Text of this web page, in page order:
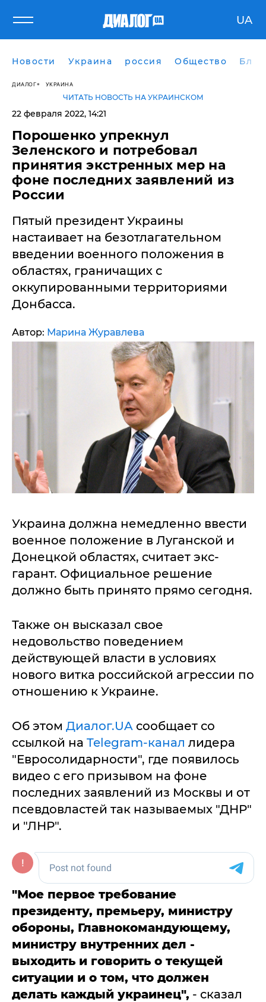
UA
Новости Украина россия Общество
ДИАЛОГ УКРАИНА
ЧИТАТЬ НОВОСТЬ НА УКРАИНСКОМ
22 февраля 2022, 14:21
Порошенко упрекнул
Зеленского и потребовал
принятия экстренных мер на
фоне последних заявлений из
России
Пятый президент Украины
настаивает на безотлагательном
введении военного положения в
областях, граничащих с
оккупированными территориями
Донбасса.
Автор: Марина Журавлева
Украина должна немедленно ввести
военное положение в Луганской и
Донецкой областях, считает экс-
гарант. Официальное решение
должно быть принято прямо сегодня.
Также он высказал свое
недовольство поведением
действующей власти в условиях
нового витка российской агрессии по
отношению к Украине.
Об этом Диалог.UA сообщает со
ссылкой на Telegram-канал лидера
"Евросолидарности", где появилось
видео с его призывом на фоне
последних заявлений из Москвы и от
псевдовластей так называемых "ДНР"
и "ЛНР".
"Мое первое требование
президенту, премьеру, министру
обороны, Главнокомандующему,
министру внутренних дел -
выходить и говорить о текущей
ситуации и о том, что должен
делать каждый украинец", - сказал